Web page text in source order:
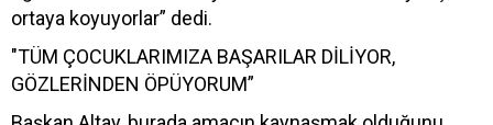
ortaya koyuyorlar” dedi.
"TÜM ÇOCUKLARIMIZA BAŞARILAR DİLİYOR,
GÖZLERİNDEN ÖPÜYORUM”